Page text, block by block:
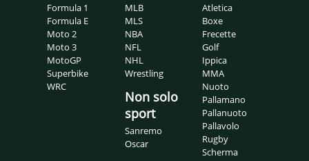
Formula 1
Formula E
Moto 2
Moto 3
MotoGP
Superbike
WRC
MLB
MLS
NBA
NFL
NHL
Wrestling
Non solo
sport
Sanremo
Oscar
Atletica
Boxe
Frecette
Golf
Ippica
MMA
Nuoto
Pallamano
Pallanuoto
Pallavolo
Rugby
Scherma